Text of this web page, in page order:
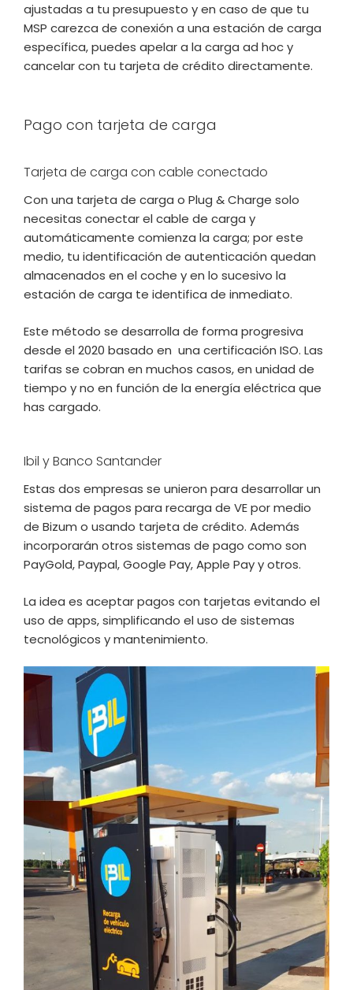
ajustadas a tu presupuesto y en caso de que tu
MSP carezca de conexión a una estación de carga
específica, puedes apelar a la carga ad hoc y
cancelar con tu tarjeta de crédito directamente.
Pago con tarjeta de carga
Tarjeta de carga con cable conectado
Con una tarjeta de carga o Plug & Charge solo
necesitas conectar el cable de carga y
automáticamente comienza la carga; por este
medio, tu identificación de autenticación quedan
almacenados en el coche y en lo sucesivo la
estación de carga te identifica de inmediato.
Este método se desarrolla de forma progresiva
desde el 2020 basado en una certificación ISO. Las
tarifas se cobran en muchos casos, en unidad de
tiempo y no en función de la energía eléctrica que
has cargado.
Ibil y Banco Santander
Estas dos empresas se unieron para desarrollar un
sistema de pagos para recarga de VE por medio
de Bizum o usando tarjeta de crédito. Además
incorporarán otros sistemas de pago como son
PayGold, Paypal, Google Pay, Apple Pay y otros.
La idea es aceptar pagos con tarjetas evitando el
uso de apps, simplificando el uso de sistemas
tecnológicos y mantenimiento.